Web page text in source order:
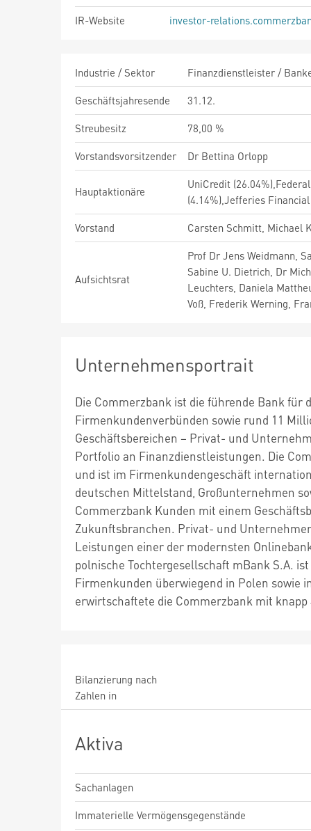
IR-Website
investor-
Industrie / Sektor
Finanzdienstleister /
Geschäftsjahresende
31.12.
Streubesitz
78,00 %
Vorstandsvorsitzender
Dr Bettina Orlopp
Hauptaktionäre
UniCredit
(4.14%),Jefferies
Vorstand
Carsten Schmitt, Michael
Aufsichtsrat
Prof Dr Jens Weidmann,
Sabine U. Dietrich, Dr
Leuchters, Daniela
Voß, Frederik Werning,
Unternehmensportrait
Die Commerzbank ist die führende Bank
Firmenkundenverbünden sowie rund 11
Geschäftsbereichen – Privat- und
Portfolio an Finanzdienstleistungen. Die
und ist im Firmenkundengeschäft
deutschen Mittelstand, Großunternehmen
Commerzbank Kunden mit einem
Zukunftsbranchen. Privat- und
Leistungen einer der modernsten
polnische Tochtergesellschaft mBank S.A.
Firmenkunden überwiegend in Polen sowie
erwirtschaftete die Commerzbank mit
Bilanzierung nach
Zahlen in
Aktiva
Sachanlagen
Immaterielle Vermögensgegenstände